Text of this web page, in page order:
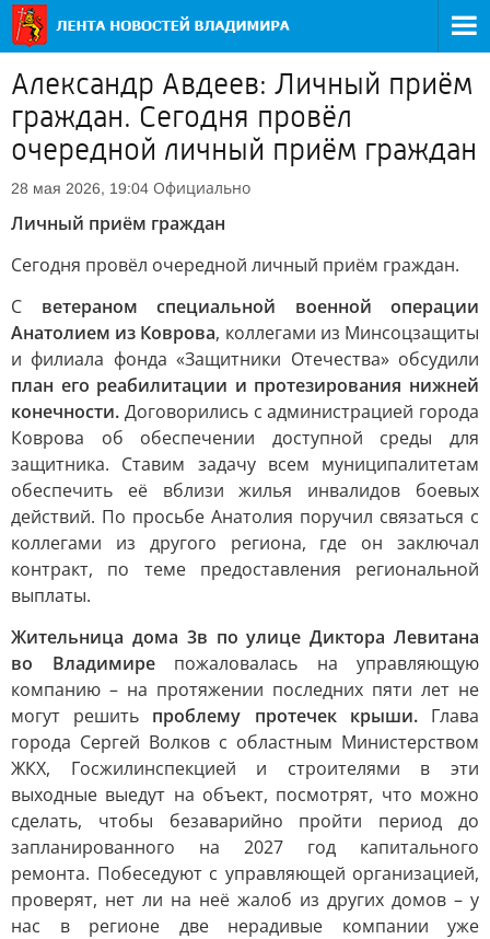
Александр Авдеев: Личный приём
граждан. Сегодня провёл
очередной личный приём граждан
28 мая 2026, 19:04 Официально
Личный приём граждан
Сегодня провёл очередной личный приём граждан.
С ветераном специальной военной операции
Анатолием из Коврова, коллегами из Минсоцзащиты
и филиала фонда «Защитники Отечества» обсудили
план его реабилитации и протезирования нижней
конечности. Договорились с администрацией города
Коврова об обеспечении доступной среды для
защитника. Ставим задачу всем муниципалитетам
обеспечить её вблизи жилья инвалидов боевых
действий. По просьбе Анатолия поручил связаться с
коллегами из другого региона, где он заключал
контракт, по теме предоставления региональной
выплаты.
Жительница дома 3в по улице Диктора Левитана
во Владимирепожаловалась на управляющую
компанию – на протяжении последних пяти лет не
могут решить проблему протечек крыши.Глава
города Сергей Волков с областным Министерством
ЖКХ, Госжилинспекцией и строителями в эти
выходные выедут на объект, посмотрят, что можно
сделать, чтобы безаварийно пройти период до
запланированного на 2027 год капитального
ремонта. Побеседуют с управляющей организацией,
проверят, нет ли на неё жалоб из других домов – у
нас в регионе две нерадивые компании уже